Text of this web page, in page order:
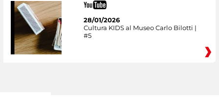
28/01/2026
Cultura KIDS al Museo Carlo Bilotti |
#5